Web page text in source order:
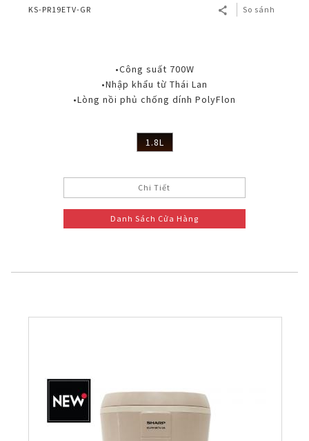
KS-PR19ETV-GR So sánh
•Công suất 700W
•Nhập khẩu từ Thái Lan
•Lòng nồi phủ chống dính PolyFlon
1.8L
Chi Tiết
Danh Sách Cửa Hàng